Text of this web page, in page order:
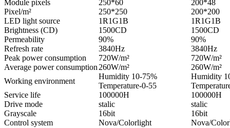
Module pixels
250*60
200*48
Pixel/m²
250*250
200*200
LED light source
1R1G1B
1R1G1B
Brightness (CD)
1500CD
1500CD
Permeability
90%
90%
Refresh rate
3840Hz
3840Hz
Peak power consumption
720W/m²
720W/m²
Average power consumption 260W/m²
260W/m²
Working environment
Humidity 10-75%
Temperature-0-55
Humidity
Service life
100000H
100000H
Drive mode
stalic
stalic
Grayscale
16bit
16bit
Control system
Nova/Colorlight Nova/